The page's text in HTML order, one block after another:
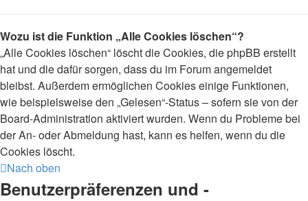
Wozu ist die Funktion „Alle Cookies löschen“?
„Alle Cookies löschen“ löscht die Cookies, die phpBB erstellt
hat und die dafür sorgen, dass du im Forum angemeldet
bleibst. Außerdem ermöglichen Cookies einige Funktionen,
wie beispielsweise den „Gelesen“-Status – sofern sie von der
Board-Administration aktiviert wurden. Wenn du Probleme bei
der An- oder Abmeldung hast, kann es helfen, wenn du die
Cookies löscht.
Nach oben
Benutzerpräferenzen und -